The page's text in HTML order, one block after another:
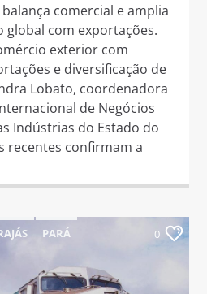
comercial e amplia
global com exportações.
exterior com
e diversificação de
Lobato, coordenadora
de Negócios
Indústrias do Estado do
recentes confirmam a
PARÁ
0